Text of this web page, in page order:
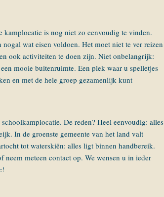
kamplocatie is nog niet zo eenvoudig te vinden.
wat eisen voldoen. Het moet niet te ver reizen
ook activiteiten te doen zijn. Niet onbelangrijk:
mooie buitenruimte. Een plek waar u spelletjes
en met de hele groep gezamenlijk kunt
De reden? Heel eenvoudig: alles
In de groenste gemeente van het land valt
tot waterskiën: alles ligt binnen handbereik.
neem meteen contact op. We wensen u in ieder